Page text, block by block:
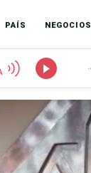
PAÍS NEGOCIOS